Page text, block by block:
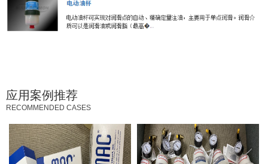
应用案例推荐
RECOMMENDED CASES